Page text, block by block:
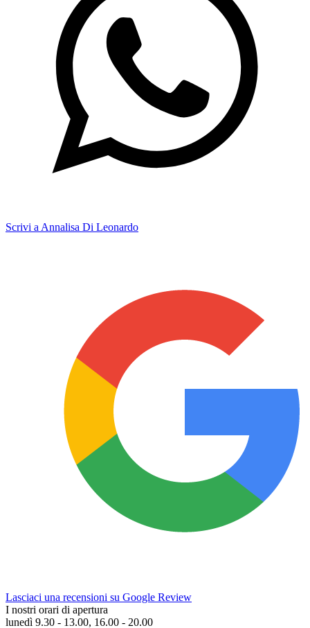
Scrivi a Annalisa Di Leonardo
Lasciaci una recensioni su Google Review
I nostri orari di apertura
lunedì 9.30 - 13.00, 16.00 - 20.00